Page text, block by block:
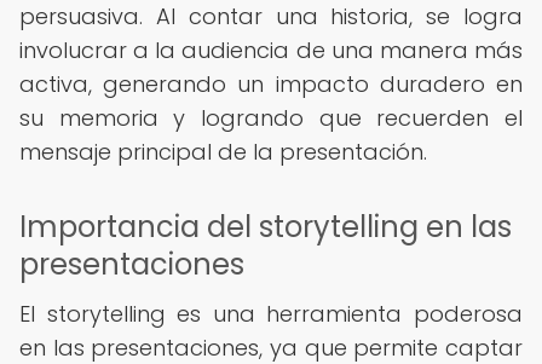
persuasiva. Al contar una historia, se logra
involucrar a la audiencia de una manera más
activa, generando un impacto duradero en
su memoria y logrando que recuerden el
mensaje principal de la presentación.
Importancia del storytelling en las
presentaciones
El storytelling es una herramienta poderosa
en las presentaciones, ya que permite captar